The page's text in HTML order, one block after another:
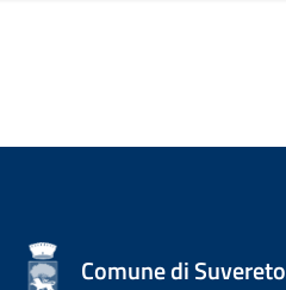
Comune di Suvereto